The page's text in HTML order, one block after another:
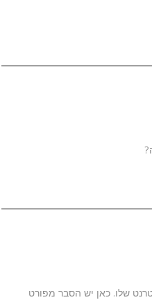
את אתר האינטרנט שלו. כאן יש הסבר מפורט